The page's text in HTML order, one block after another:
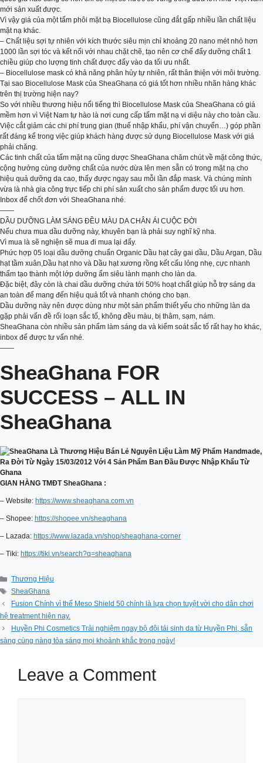
mới sản xuất được.
Vì vậy giá của một tấm phôi mặt bạ Biocellulose cũng đắt gấp nhiều lần chất liệu
mặt nạ khác.
– Chất liệu sợi tự nhiên với kích thước siêu mịn chỉ khoảng 20 nano mét nhỏ hơn
1000 lần sợi tóc và kết nối với nhau chặt chẽ, tạo nên cơ chế đẩy dưỡng chất 1
chiều giúp cho lượng tinh chất được đẩy vào da tối ưu nhất.
– Biocellulose mask có khả năng phân hủy tự nhiên, rất thân thiện với môi trường.
Tại sao Biocellulose Mask của SheaGhana có giá tốt hơn nhiều nhãn hàng khác
trên thị trường hiện nay?
So với nhiều thương hiệu nổi tiếng thì Biocellulose Mask của SheaGhana có giá
mềm hơn vì Việt Nam tự hào là nơi cung cấp tấm mặt nạ vi diệu này cho toàn cầu.
Việc cắt giảm các chi phí trung gian (thuế nhập khẩu, phí vận chuyển…) góp phần
rất đáng kể trong việc giúp khách hàng được sử dụng Biocellulose Mask với giá
phải chăng.
Các tinh chất của tấm mặt nạ cũng dược SheaGhana chăm chút về mặt công thức,
cộng hưởng cùng dưỡng chất của nước dừa lên men sẵn có trong mặt nạ cho
hiệu quả dưỡng da cao, thấy được ngay sau mỗi lần đắp mask. Và chúng mình
vừa là nhà gia công trực tiếp chi phí sản xuất cho sản phẩm được tối ưu hơn.
Inbox để chốt đơn với SheaGhana nhé.
——
DẦU DƯỠNG LÀM SÁNG ĐỀU MÀU DA CHÂN ÁI CUỘC ĐỜI
Nếu chưa mua dầu dưỡng này, khuyên bạn là phải suy nghĩ kỹ nha.
Vì mua là sẽ nghiện sẽ mua đi mua lại đấy.
Phức hợp 05 loại dầu dưỡng chuẩn Organic Dầu hạt cây gai dầu, Dầu Argan, Dầu
hạt tầm xuân,Dầu hạt nho và Dầu hạt xương rồng kết cấu lỏng nhẹ, cực nhanh
thấm tạo thành một lớp dưỡng ẩm siêu lành mạnh cho làn da.
Đặc biệt, đây còn là chai dầu dưỡng chứa tới 50% hoạt chất giúp hỗ trợ sáng da
an toàn để mang đến hiệu quả tốt và nhanh chóng cho bạn.
Dầu dưỡng này nên được dùng như một sản phẩm thiết yếu cho những làn da
gặp phải vấn đề rối loạn sắc tố, không đều màu, bị thâm, sạm, nám.
SheaGhana còn nhiều sản phẩm làm sáng da và kiểm soát sắc tố rất hay ho khác,
inbox để được tư vấn nhé.
——
SheaGhana FOR
SUCCESS – ALL IN
SheaGhana
GIAN HÀNG TMĐT SheaGhana :
– Website: https://www.sheaghana.com.vn
– Shopee: https://shopee.vn/sheaghana
– Lazada: https://www.lazada.vn/shop/sheaghana-corner
– Tiki: https://tiki.vn/search?q=sheaghana
Categories
Thương Hiệu
Tags
SheaGhana
Fusion Chính vì thế Meso Shield 50 chính là lựa chọn tuyệt vời cho dân chơi
hệ treatment hiện nay.
Huyền Phi Cosmetics Trải nghiệm ngay bộ đôi tái sinh da từ Huyền Phi, sẵn
sàng cùng nàng tỏa sáng mọi khoảnh khắc trong ngày!
Leave a Comment